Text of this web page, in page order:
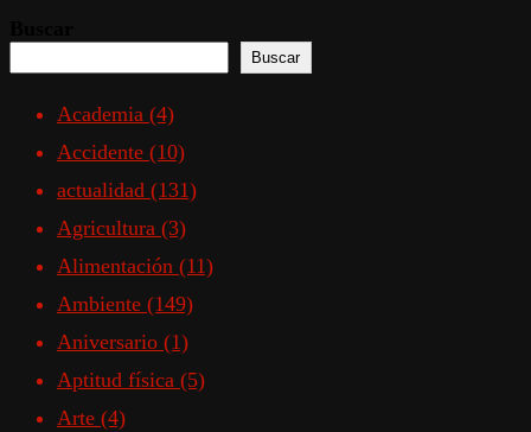
Buscar
Academia (4)
Accidente (10)
actualidad (131)
Agricultura (3)
Alimentación (11)
Ambiente (149)
Aniversario (1)
Aptitud física (5)
Arte (4)